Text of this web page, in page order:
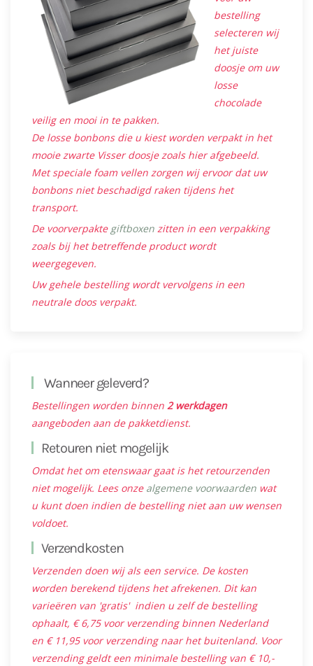
bestelling
selecteren wij
het juiste
doosje om uw
losse
chocolade
veilig en mooi in te pakken.
De losse bonbons die u kiest worden verpakt in het
mooie zwarte Visser doosje zoals hier afgebeeld.
Met speciale foam vellen zorgen wij ervoor dat uw
bonbons niet beschadigd raken tijdens het
transport.
De voorverpakte giftboxen zitten in een verpakking
zoals bij het betreffende product wordt
weergegeven.
Uw gehele bestelling wordt vervolgens in een
neutrale doos verpakt.
Wanneer geleverd?
Bestellingen worden binnen 2 werkdagen
aangeboden aan de pakketdienst.
Retouren niet mogelijk
Omdat het om etenswaar gaat is het retourzenden
niet mogelijk. Lees onze algemene voorwaarden wat
u kunt doen indien de bestelling niet aan uw wensen
voldoet.
Verzendkosten
Verzenden doen wij als een service. De kosten
worden berekend tijdens het afrekenen. Dit kan
varieëren van 'gratis' indien u zelf de bestelling
ophaalt, € 6,75 voor verzending binnen Nederland
en € 11,95 voor verzending naar het buitenland. Voor
verzending geldt een minimale bestelling van € 10,-